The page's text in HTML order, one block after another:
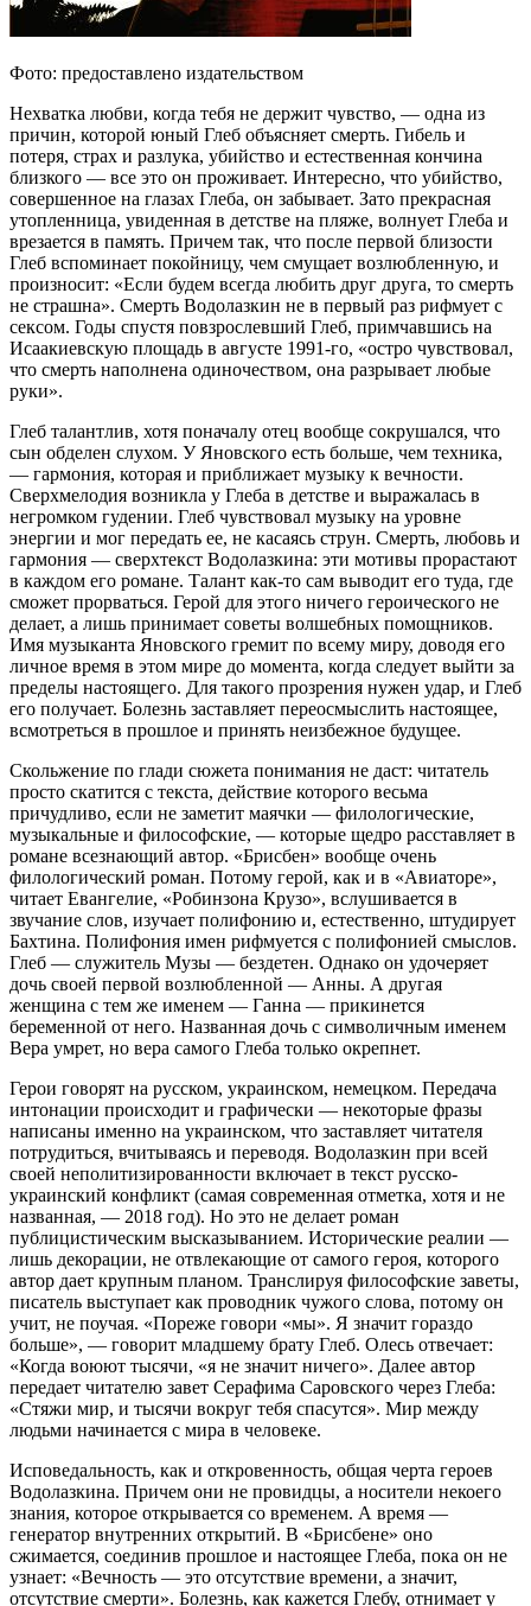
Фото: предоставлено издательством
Нехватка любви, когда тебя не держит чувство, — одна из
причин, которой юный Глеб объясняет смерть. Гибель и
потеря, страх и разлука, убийство и естественная кончина
близкого — все это он проживает. Интересно, что убийство,
совершенное на глазах Глеба, он забывает. Зато прекрасная
утопленница, увиденная в детстве на пляже, волнует Глеба и
врезается в память. Причем так, что после первой близости
Глеб вспоминает покойницу, чем смущает возлюбленную, и
произносит: «Если будем всегда любить друг друга, то смерть
не страшна». Смерть Водолазкин не в первый раз рифмует с
сексом. Годы спустя повзрослевший Глеб, примчавшись на
Исаакиевскую площадь в августе 1991-го, «остро чувствовал,
что смерть наполнена одиночеством, она разрывает любые
руки».
Глеб талантлив, хотя поначалу отец вообще сокрушался, что
сын обделен слухом. У Яновского есть больше, чем техника,
— гармония, которая и приближает музыку к вечности.
Сверхмелодия возникла у Глеба в детстве и выражалась в
негромком гудении. Глеб чувствовал музыку на уровне
энергии и мог передать ее, не касаясь струн. Смерть, любовь и
гармония — сверхтекст Водолазкина: эти мотивы прорастают
в каждом его романе. Талант как-то сам выводит его туда, где
сможет прорваться. Герой для этого ничего героического не
делает, а лишь принимает советы волшебных помощников.
Имя музыканта Яновского гремит по всему миру, доводя его
личное время в этом мире до момента, когда следует выйти за
пределы настоящего. Для такого прозрения нужен удар, и Глеб
его получает. Болезнь заставляет переосмыслить настоящее,
всмотреться в прошлое и принять неизбежное будущее.
Скольжение по глади сюжета понимания не даст: читатель
просто скатится с текста, действие которого весьма
причудливо, если не заметит маячки — филологические,
музыкальные и философские, — которые щедро расставляет в
романе всезнающий автор. «Брисбен» вообще очень
филологический роман. Потому герой, как и в «Авиаторе»,
читает Евангелие, «Робинзона Крузо», вслушивается в
звучание слов, изучает полифонию и, естественно, штудирует
Бахтина. Полифония имен рифмуется с полифонией смыслов.
Глеб — служитель Музы — бездетен. Однако он удочеряет
дочь своей первой возлюбленной — Анны. А другая
женщина с тем же именем — Ганна — прикинется
беременной от него. Названная дочь с символичным именем
Вера умрет, но вера самого Глеба только окрепнет.
Герои говорят на русском, украинском, немецком. Передача
интонации происходит и графически — некоторые фразы
написаны именно на украинском, что заставляет читателя
потрудиться, вчитываясь и переводя. Водолазкин при всей
своей неполитизированности включает в текст русско-
украинский конфликт (самая современная отметка, хотя и не
названная, — 2018 год). Но это не делает роман
публицистическим высказыванием. Исторические реалии —
лишь декорации, не отвлекающие от самого героя, которого
автор дает крупным планом. Транслируя философские заветы,
писатель выступает как проводник чужого слова, потому он
учит, не поучая. «Пореже говори «мы». Я значит гораздо
больше», — говорит младшему брату Глеб. Олесь отвечает:
«Когда воюют тысячи, «я не значит ничего». Далее автор
передает читателю завет Серафима Саровского через Глеба:
«Стяжи мир, и тысячи вокруг тебя спасутся». Мир между
людьми начинается с мира в человеке.
Исповедальность, как и откровенность, общая черта героев
Водолазкина. Причем они не провидцы, а носители некоего
знания, которое открывается со временем. А время —
генератор внутренних открытий. В «Брисбене» оно
сжимается, соединив прошлое и настоящее Глеба, пока он не
узнает: «Вечность — это отсутствие времени, а значит,
отсутствие смерти». Болезнь, как кажется Глебу, отнимает у